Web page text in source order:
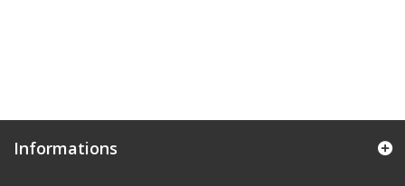
Informations